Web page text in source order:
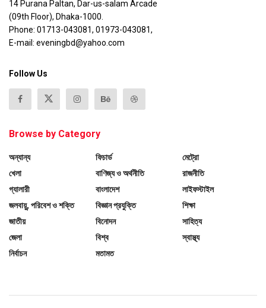
14 Purana Paltan, Dar-us-salam Arcade
(09th Floor), Dhaka-1000.
Phone: 01713-043081, 01973-043081,
E-mail: eveningbd@yahoo.com
Follow Us
Browse by Category
অন্যান্য
খেলা
গ্যালারী
জলবায়ু, পরিবেশ ও শক্তি
জাতীয়
জেলা
নির্বাচন
ফিচার্ড
বাণিজ্য ও অর্থনীতি
বাংলাদেশ
বিজ্ঞান প্রযুক্তি
বিনোদন
বিশ্ব
মতামত
মেট্রো
রাজনীতি
লাইফস্টাইল
শিক্ষা
সাহিত্য
স্বাস্থ্য